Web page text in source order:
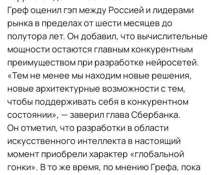
Греф оценил гэп между Россией и лидерами
рынка в пределах от шести месяцев до
полутора лет. Он добавил, что вычислительные
мощности остаются главным конкурентным
преимуществом при разработке нейросетей.
«Тем не менее мы находим новые решения,
новые архитектурные возможности с тем,
чтобы поддерживать себя в конкурентном
состоянии», — заверил глава Сбербанка.
Он отметил, что разработки в области
искусственного интеллекта в настоящий
момент приобрели характер «глобальной
гонки». В то же время, по мнению Грефа, пока